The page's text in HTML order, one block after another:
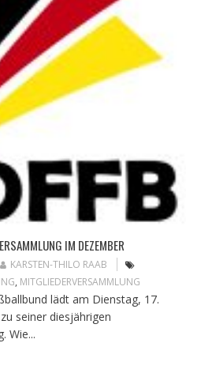
IM DEZEMBER
KARSTEN-THILO RAAB
, MITGLIEDERVERSAMMLUNG
lädt am Dienstag, 17.
seiner diesjährigen
Wie...